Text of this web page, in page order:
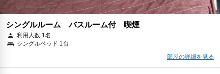
シングルルーム バスルーム付 喫煙
利用人数 1名
シングルベッド 1台
部屋の詳細を見る